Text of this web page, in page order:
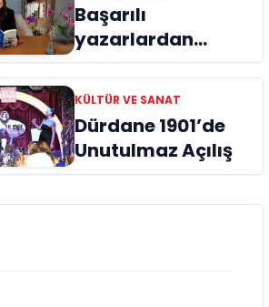
Başarılı
yazarlardan
Azime Savaş’tan
başucu kitabı
“Emanet”
raflardaki yerini
aldı
KÜLTÜR VE SANAT
Dürdane 1901’de
Unutulmaz Açılış